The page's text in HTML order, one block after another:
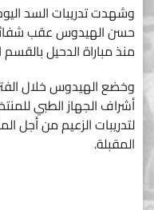
وشهدت تدريبات السد
حسن الهيدوس عقب شفائه
منذ مباراة الدحيل
وخضع الهيدوس خلال
أشراف الجهاز الطبي
لتدريبات الزعيم من أجل
المقبلة.